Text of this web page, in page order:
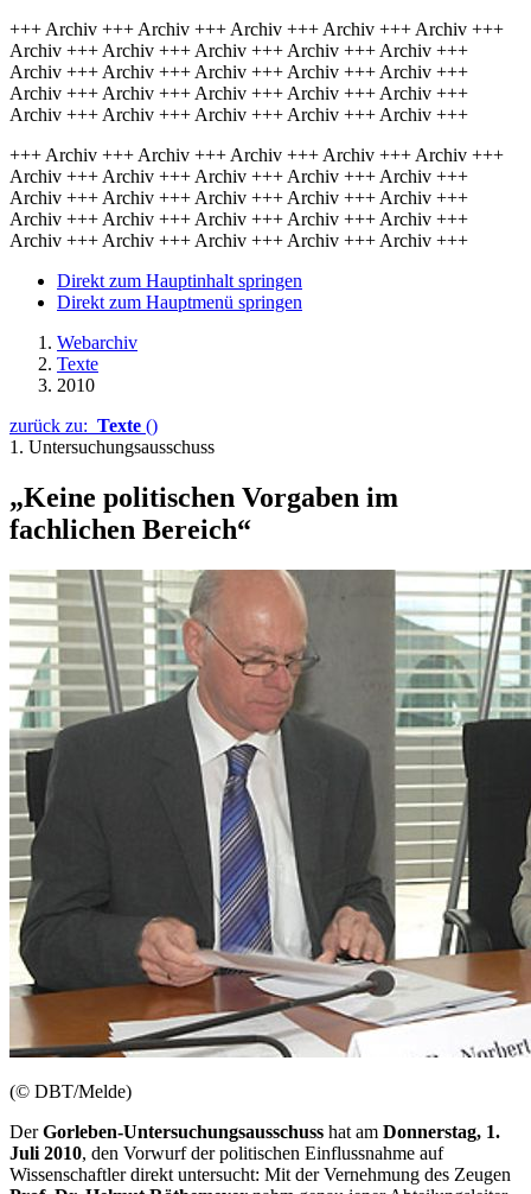
+++ Archiv +++ Archiv +++ Archiv +++ Archiv +++ Archiv +++
Archiv +++ Archiv +++ Archiv +++ Archiv +++ Archiv +++
Archiv +++ Archiv +++ Archiv +++ Archiv +++ Archiv +++
Archiv +++ Archiv +++ Archiv +++ Archiv +++ Archiv +++
Archiv +++ Archiv +++ Archiv +++ Archiv +++ Archiv +++
+++ Archiv +++ Archiv +++ Archiv +++ Archiv +++ Archiv +++
Archiv +++ Archiv +++ Archiv +++ Archiv +++ Archiv +++
Archiv +++ Archiv +++ Archiv +++ Archiv +++ Archiv +++
Archiv +++ Archiv +++ Archiv +++ Archiv +++ Archiv +++
Archiv +++ Archiv +++ Archiv +++ Archiv +++ Archiv +++
Direkt zum Hauptinhalt springen
Direkt zum Hauptmenü springen
Webarchiv
Texte
2010
zurück zu: Texte ()
1. Untersuchungsausschuss
„Keine politischen Vorgaben im
fachlichen Bereich“
(© DBT/Melde)
DerGorleben-Untersuchungsausschuss hat am Donnerstag, 1.
Juli 2010, den Vorwurf der politischen Einflussnahme auf
Wissenschaftler direkt untersucht: Mit der Vernehmung des Zeugen